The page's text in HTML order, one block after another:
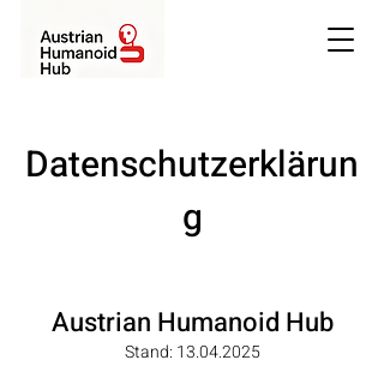
Datenschutzerklärun
g
Austrian Humanoid Hub
Stand: 13.04.2025